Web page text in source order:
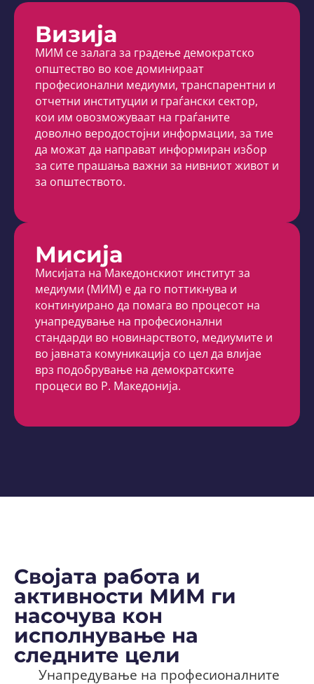
Визија
МИМ се залага за градење демократско
општество во кое доминираат
професионални медиуми, транспарентни и
отчетни институции и граѓански сектор,
кои им овозможуваат на граѓаните
доволно веродостојни информации, за тие
да можат да направат информиран избор
за сите прашања важни за нивниот живот и
за општеството.
Мисија
Мисијата на Македонскиот институт за
медиуми (МИМ) е да го поттикнува и
континуирано да помага во процесот на
унапредување на професионални
стандарди во новинарството, медиумите и
во јавната комуникација со цел да влијае
врз подобрување на демократските
процеси во Р. Македонија.
Својата работа и
активности МИМ ги
насочува кон
исполнување на
следните цели
Унапредување на професионалните